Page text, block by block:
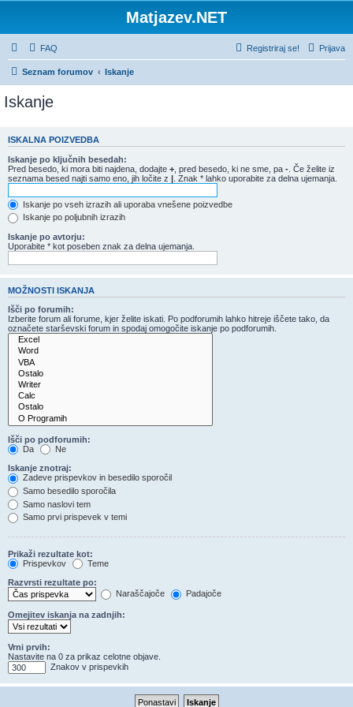
Matjazev.NET
FAQ Prijava
Registriraj se!
Seznam forumov Iskanje
Iskanje
ISKALNA POIZVEDBA
Iskanje po ključnih besedah:
Pred besedo, ki mora biti najdena, dodajte + , pred besedo, ki ne sme, pa - . Če želite iz
seznama besed najti samo eno, jih ločite z | . Znak * lahko uporabite za delna ujemanja.
Iskanje po vseh izrazih ali uporaba vnešene poizvedbe
Iskanje po poljubnih izrazih
Iskanje po avtorju:
Uporabite * kot poseben znak za delna ujemanja.
MOŽNOSTI ISKANJA
Išči po forumih:
Izberite forum ali forume, kjer želite iskati. Po podforumih lahko hitreje iščete tako, da
označete starševski forum in spodaj omogočite iskanje po podforumih.
Išči po podforumih:
Da
Ne
Iskanje znotraj:
Zadeve prispevkov in besedilo sporočil
Samo besedilo sporočila
Samo naslovi tem
Samo prvi prispevek v temi
Prikaži rezultate kot:
Prispevkov
Teme
Razvrsti rezultate po:
Naraščajoče
Padajoče
Omejitev iskanja na zadnjih:
Vrni prvih:
Nastavite na 0 za prikaz celotne objave.
Znakov v prispevkih